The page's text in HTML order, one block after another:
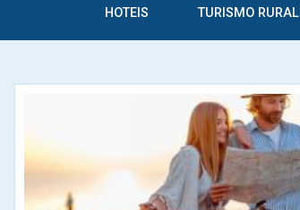
HOTEIS TURISMO RURAL